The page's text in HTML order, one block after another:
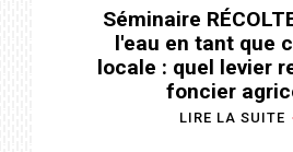
Séminaire
l'eau en tant que
locale : quel levier
foncier
LIRE LA SUITE
Colloque sur la
LIRE LA SUITE
Les
Séminaire national
LIRE LA SUITE
Les